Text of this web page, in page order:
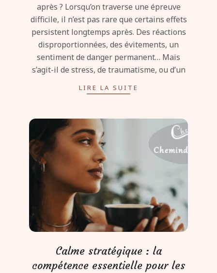
après ? Lorsqu’on traverse une épreuve
difficile, il n’est pas rare que certains effets
persistent longtemps après. Des réactions
disproportionnées, des évitements, un
sentiment de danger permanent… Mais
s’agit-il de stress, de traumatisme, ou d’un
LIRE LA SUITE
Calme stratégique : la
compétence essentielle pour les